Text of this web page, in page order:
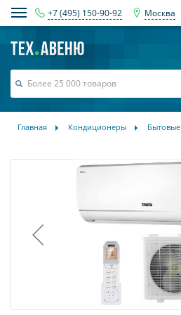
+7 (495) 150-90-92 Москва
Главная Кондиционеры Бытовые